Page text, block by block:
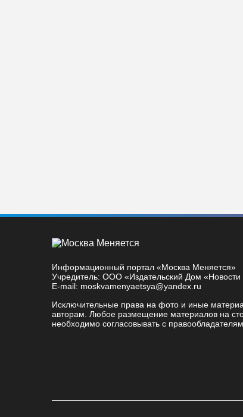
Информационный портал «Москва Меняется»
Учредитель: ООО «Издательский Дом «Новости
E-mail: moskvamenyaetsya@yandex.ru
Исключительные права на фото и иные
авторам. Любое размещение материалов на
необходимо согласовывать с правообладателям.